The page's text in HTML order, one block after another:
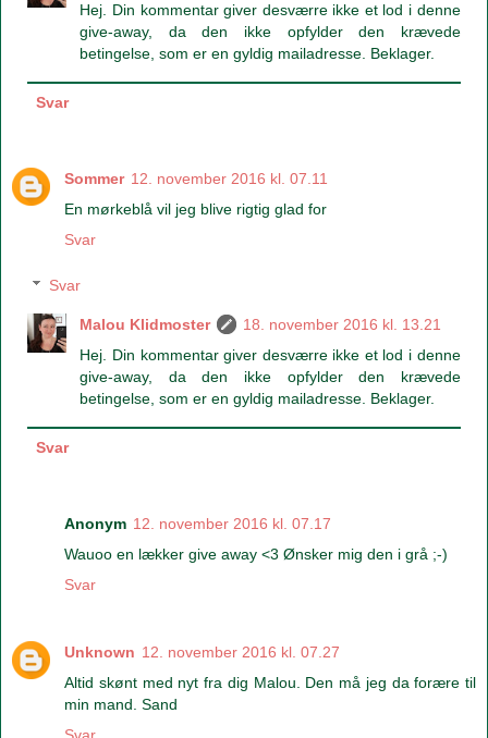
Hej. Din kommentar giver desværre ikke et lod i denne
give-away, da den ikke opfylder den krævede
betingelse, som er en gyldig mailadresse. Beklager.
Svar
Sommer 12. november 2016 kl. 07.11
En mørkeblå vil jeg blive rigtig glad for
Svar
Svar
Malou Klidmoster
18. november 2016 kl. 13.21
Hej. Din kommentar giver desværre ikke et lod i denne
give-away, da den ikke opfylder den krævede
betingelse, som er en gyldig mailadresse. Beklager.
Svar
Anonym 12. november 2016 kl. 07.17
Wauoo en lækker give away <3 Ønsker mig den i grå ;-)
Svar
Unknown 12. november 2016 kl. 07.27
Altid skønt med nyt fra dig Malou. Den må jeg da forære til
min mand. Sand